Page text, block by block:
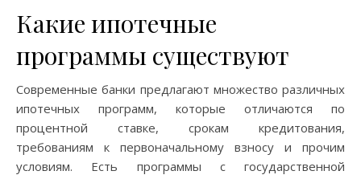
Какие ипотечные
программы существуют
Современные банки предлагают множество различных
ипотечных программ, которые отличаются по
процентной ставке, срокам кредитования,
требованиям к первоначальному взносу и прочим
условиям. Есть программы с государственной